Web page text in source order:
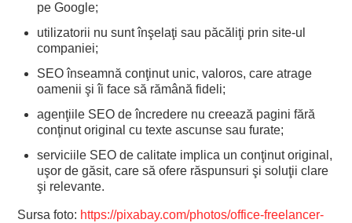
pe Google;
utilizatorii nu sunt înşelaţi sau păcăliţi prin site-ul
companiei;
SEO înseamnă conţinut unic, valoros, care atrage
oamenii şi îi face să rămână fideli;
agenţiile SEO de încredere nu creează pagini fără
conţinut original cu texte ascunse sau furate;
serviciile SEO de calitate implica un conţinut original,
uşor de găsit, care să ofere răspunsuri şi soluţii clare
şi relevante.
Sursa foto: https://pixabay.com/photos/office-freelancer-